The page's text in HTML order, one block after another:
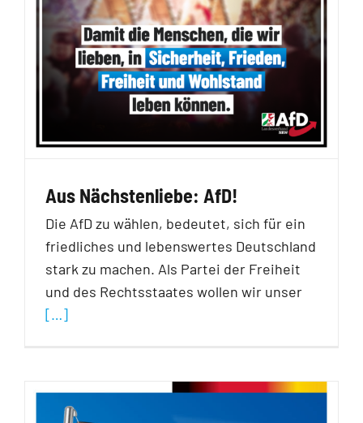
Aus Nächstenliebe: AfD!
Die AfD zu wählen, bedeutet, sich für ein
friedliches und lebenswertes Deutschland
stark zu machen. Als Partei der Freiheit
und des Rechtsstaates wollen wir unser
[…]